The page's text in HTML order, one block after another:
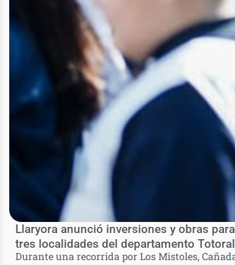
Llaryora anunció inversiones y obras para
tres localidades del departamento Totoral
Durante una recorrida por Los Mistoles,